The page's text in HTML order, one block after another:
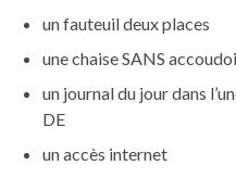
un fauteuil deux places
une chaise SANS
un journal du jour dans
DE
un accès internet